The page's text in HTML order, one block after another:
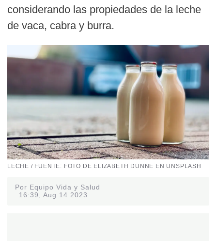
considerando las propiedades de la leche
de vaca, cabra y burra.
LECHE / FUENTE: FOTO DE ELIZABETH DUNNE EN UNSPLASH
Por Equipo Vida y Salud
16:39, Aug 14 2023